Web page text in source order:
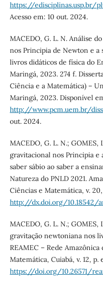
https://edisciplinas.usp.br/
Acesso em: 10 out. 2024.
MACEDO, G. L. N. Análise
nos Principia de Newton e a
livros didáticos de física do
Maringá, 2023. 274 f.
Ciência e a Matemática) –
Maringá, 2023. Disponível
http://www.pcm.uem.br/
out. 2024.
MACEDO, G. L. N.;
gravitacional nos Principia e
saber sábio ao saber a
Natureza do PNLD 2021.
Ciências e Matemática, v.
http://dx.doi.org/10.18542/
MACEDO, G. L. N.; GOMES,
gravitação newtoniana nos
REAMEC – Rede
Matemática, Cuiabá, v. 12, p.
https://doi.org/10.26571/